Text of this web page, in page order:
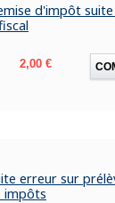
d'impôt suite
Prix
2,00 €
erreur sur
impôts